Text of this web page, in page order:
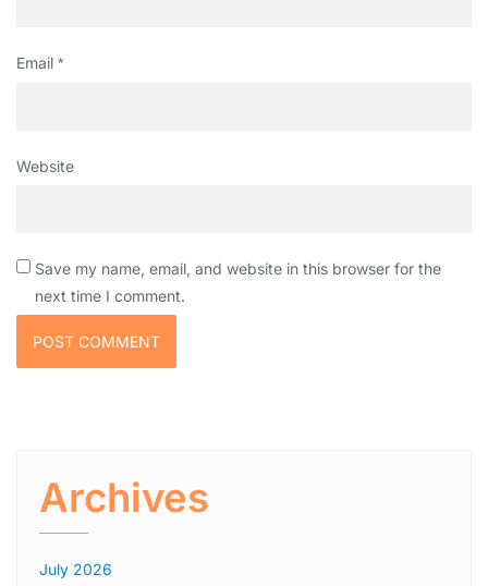
Email *
Website
Save my name, email, and website in this browser for the
next time I comment.
Archives
July 2026